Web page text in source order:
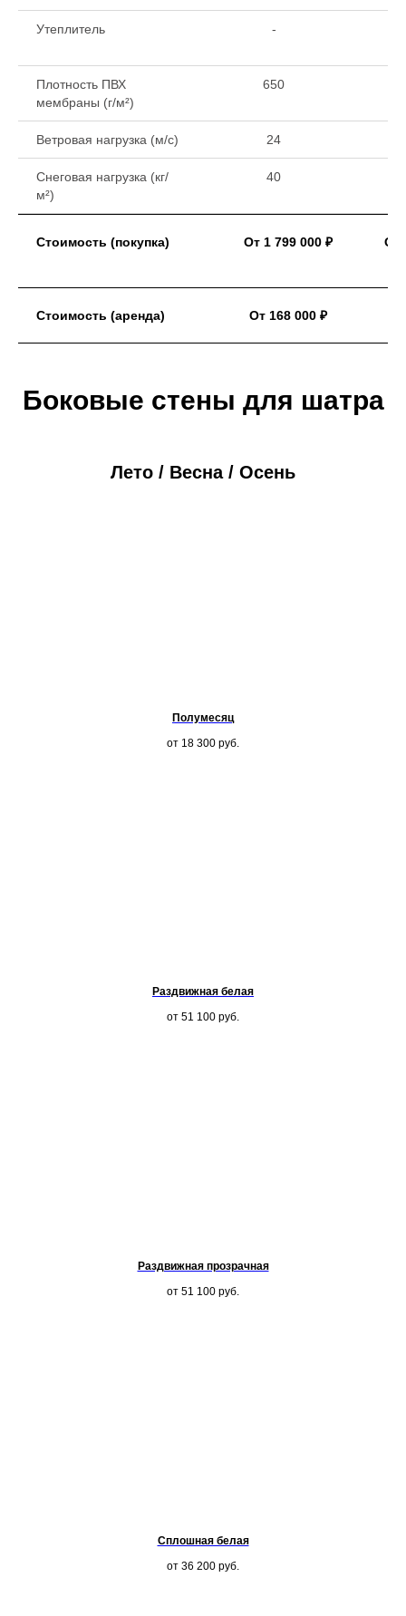
Утеплитель -
Плотность ПВХ
мембраны (г/м²)
650
Ветровая нагрузка (м/с) 24
Снеговая нагрузка (кг/
м²)
40
Стоимость (покупка) От 1 799 000 ₽ От
Стоимость (аренда) От 168 000 ₽
Боковые стены для шатра
Лето / Весна / Осень
Полумесяц
от 18 300 руб.
Раздвижная белая
от 51 100 руб.
Раздвижная прозрачная
от 51 100 руб.
Сплошная белая
от 36 200 руб.